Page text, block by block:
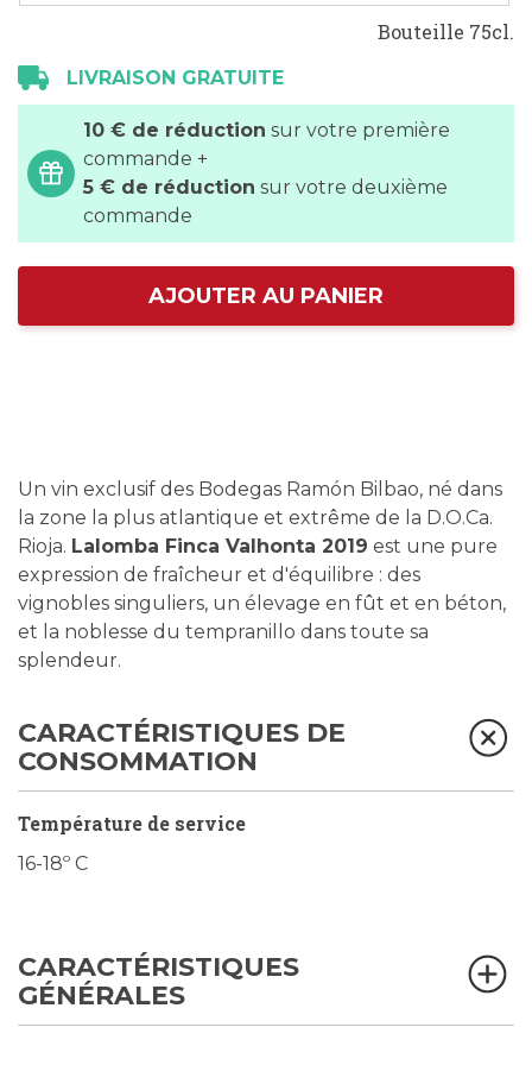
Bouteille 75cl.
LIVRAISON GRATUITE
10 € de réduction sur votre première
commande +
5 € de réduction sur votre deuxième
commande
AJOUTER AU PANIER
Un vin exclusif des Bodegas Ramón Bilbao, né dans
la zone la plus atlantique et extrême de la D.O.Ca.
Rioja. Lalomba Finca Valhonta 2019 est une pure
expression de fraîcheur et d'équilibre : des
vignobles singuliers, un élevage en fût et en béton,
et la noblesse du tempranillo dans toute sa
splendeur.
CARACTÉRISTIQUES DE
CONSOMMATION
Température de service
16-18º C
CARACTÉRISTIQUES
GÉNÉRALES